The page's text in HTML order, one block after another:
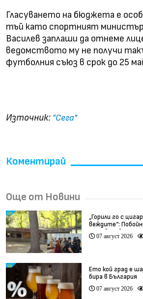
Гласуването на бюджета е
тъй като спортният
Василев заплаши да отнеме
ведомството му не получи
футболния съюз в срок до 25
Източник: "Сега"
Коментирай
Още от Новини
„Горили го с
веждите“:
остават в
07 август 2026
Ето кой град е
бира в България
07 август 2026